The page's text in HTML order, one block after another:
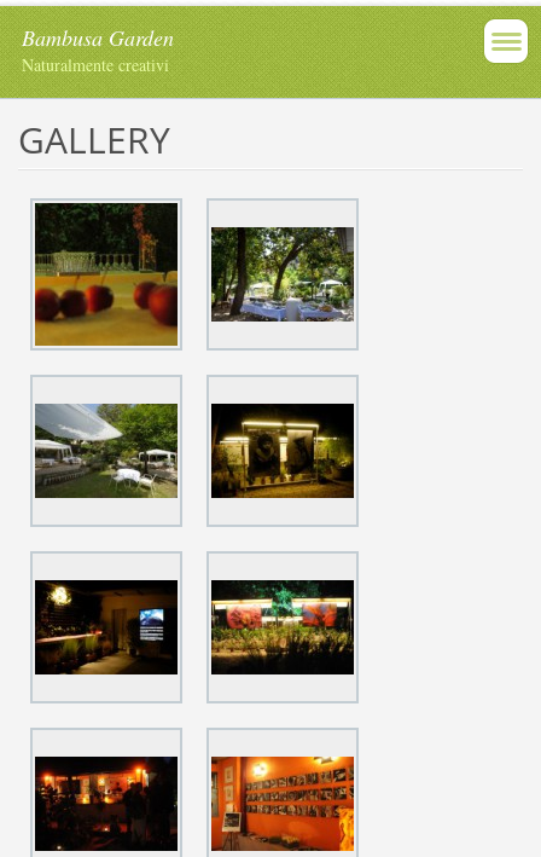
Bambusa Garden
Naturalmente creativi
GALLERY